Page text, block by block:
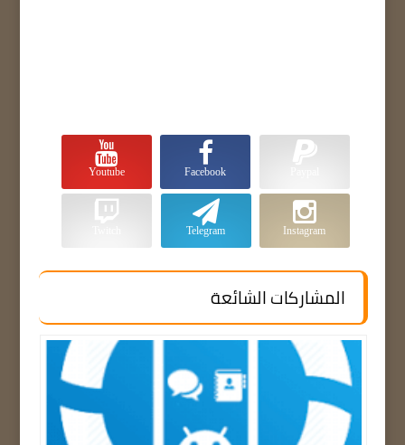
Facebook
Youtube
Instagram
Telegram
المشاركات الشائعة